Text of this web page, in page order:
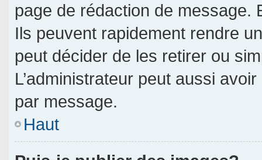
page de rédaction de message.
Ils peuvent rapidement rendre
peut décider de les retirer ou
L’administrateur peut aussi
par message.
Haut